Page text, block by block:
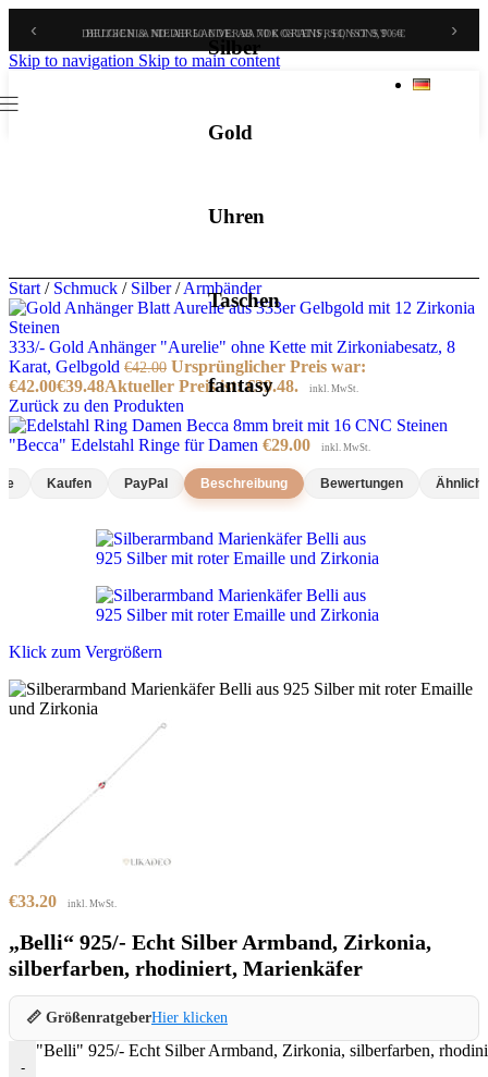
‹ BELGIEN & NIEDERLANDE: AB 70 € GRATIS, SONST 9,90 € ›
Skip to navigation Skip to main content
Silber
Gold
Uhren
Taschen
fantasy
Start / Schmuck / Silber/ Armbänder
333/- Gold Anhänger "Aurelie" ohne Kette mit Zirkoniabesatz, 8
Karat, Gelbgold €42.00 Ursprünglicher Preis war:
€42.00€39.48Aktueller Preis ist: €39.48. inkl. MwSt.
Zurück zu den Produkten
"Becca" Edelstahl Ringe für Damen €29.00 inkl. MwSt.
Kaufen PayPal Beschreibung Bewertungen
Klick zum Vergrößern
€33.20 inkl. MwSt.
„Belli“ 925/- Echt Silber Armband, Zirkonia,
silberfarben, rhodiniert, Marienkäfer
📏 GrößenratgeberHier klicken
-
"Belli" 925/- Echt Silber Armband, Zirkonia, silberfarben,